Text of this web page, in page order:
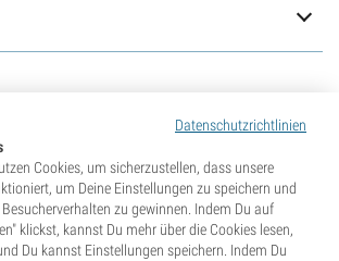
Datenschutzrichtlinien
Cookies, um sicherzustellen, dass unsere
um Deine Einstellungen zu speichern und
zu gewinnen. Indem Du auf
klickst, kannst Du mehr über die Cookies lesen,
Du kannst Einstellungen speichern. Indem Du
Wir sind für dich da
Besuche unsere
Kontaktseite